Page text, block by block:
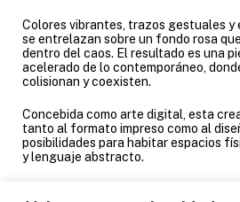
Colores vibrantes, trazos gestuales
se entrelazan sobre un fondo rosa
dentro del caos. El resultado es una
acelerado de lo contemporáneo,
colisionan y coexisten.
Concebida como arte digital, esta
tanto al formato impreso como al
posibilidades para habitar espacios
y lenguaje abstracto.